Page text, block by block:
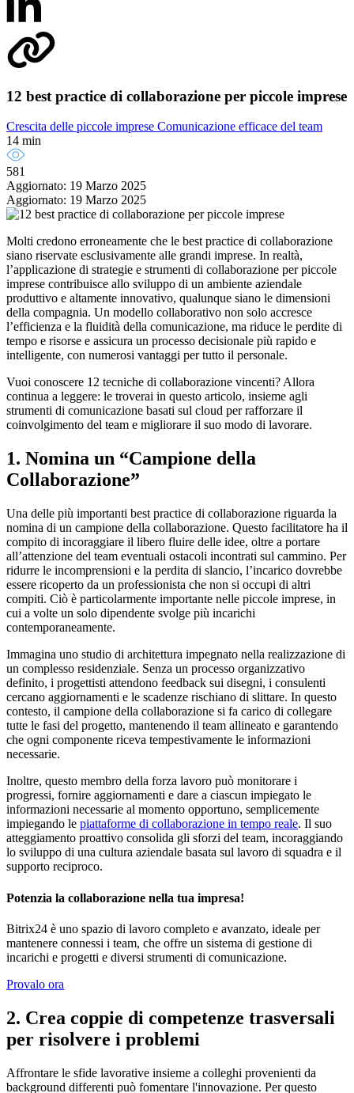
12 best practice di collaborazione per piccole imprese
Crescita delle piccole imprese Comunicazione efficace del team
14 min
581
Aggiornato: 19 Marzo 2025
Aggiornato: 19 Marzo 2025
Molti credono erroneamente che le best practice di collaborazione
siano riservate esclusivamente alle grandi imprese. In realtà,
l’applicazione di strategie e strumenti di collaborazione per piccole
imprese contribuisce allo sviluppo di un ambiente aziendale
produttivo e altamente innovativo, qualunque siano le dimensioni
della compagnia. Un modello collaborativo non solo accresce
l’efficienza e la fluidità della comunicazione, ma riduce le perdite di
tempo e risorse e assicura un processo decisionale più rapido e
intelligente, con numerosi vantaggi per tutto il personale.
Vuoi conoscere 12 tecniche di collaborazione vincenti? Allora
continua a leggere: le troverai in questo articolo, insieme agli
strumenti di comunicazione basati sul cloud per rafforzare il
coinvolgimento del team e migliorare il suo modo di lavorare.
1. Nomina un “Campione della
Collaborazione”
Una delle più importanti best practice di collaborazione riguarda la
nomina di un campione della collaborazione. Questo facilitatore ha il
compito di incoraggiare il libero fluire delle idee, oltre a portare
all’attenzione del team eventuali ostacoli incontrati sul cammino. Per
ridurre le incomprensioni e la perdita di slancio, l’incarico dovrebbe
essere ricoperto da un professionista che non si occupi di altri
compiti. Ciò è particolarmente importante nelle piccole imprese, in
cui a volte un solo dipendente svolge più incarichi
contemporaneamente.
Immagina uno studio di architettura impegnato nella realizzazione di
un complesso residenziale. Senza un processo organizzativo
definito, i progettisti attendono feedback sui disegni, i consulenti
cercano aggiornamenti e le scadenze rischiano di slittare. In questo
contesto, il campione della collaborazione si fa carico di collegare
tutte le fasi del progetto, mantenendo il team allineato e garantendo
che ogni componente riceva tempestivamente le informazioni
necessarie.
Inoltre, questo membro della forza lavoro può monitorare i
progressi, fornire aggiornamenti e dare a ciascun impiegato le
informazioni necessarie al momento opportuno, semplicemente
impiegando le piattaforme di collaborazione in tempo reale. Il suo
atteggiamento proattivo consolida gli sforzi del team, incoraggiando
lo sviluppo di una cultura aziendale basata sul lavoro di squadra e il
supporto reciproco.
Potenzia la collaborazione nella tua impresa!
Bitrix24 è uno spazio di lavoro completo e avanzato, ideale per
mantenere connessi i team, che offre un sistema di gestione di
incarichi e progetti e diversi strumenti di comunicazione.
Provalo ora
2. Crea coppie di competenze trasversali
per risolvere i problemi
Affrontare le sfide lavorative insieme a colleghi provenienti da
background differenti può fomentare l'innovazione. Per questo